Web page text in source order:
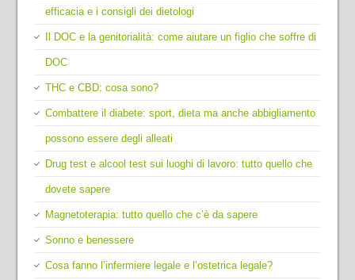
efficacia e i consigli dei dietologi
Il DOC e la genitorialità: come aiutare un figlio che soffre di
DOC
THC e CBD: cosa sono?
Combattere il diabete: sport, dieta ma anche abbigliamento
possono essere degli alleati
Drug test e alcool test sui luoghi di lavoro: tutto quello che
dovete sapere
Magnetoterapia: tutto quello che c’è da sapere
Sonno e benessere
Cosa fanno l’infermiere legale e l’ostetrica legale?